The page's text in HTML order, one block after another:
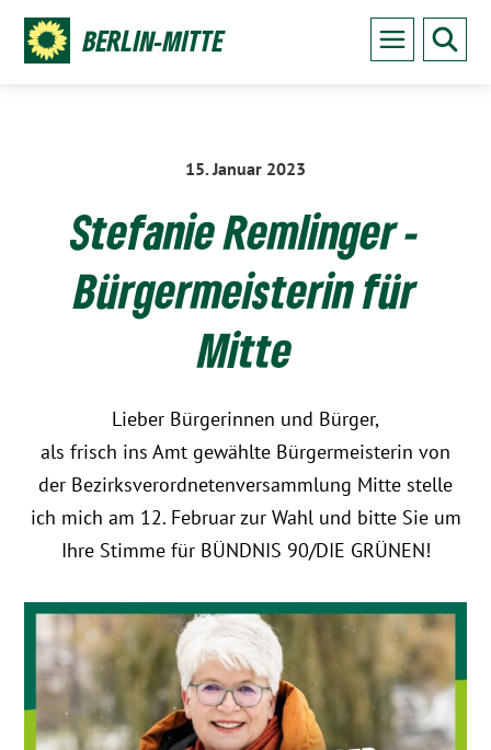
BERLIN-MITTE
15. Januar 2023
:
Stefanie Remlinger -
Bürgermeisterin für
Mitte
Lieber Bürgerinnen und Bürger,
als frisch ins Amt gewählte Bürgermeisterin von
der Bezirksverordnetenversammlung Mitte stelle
ich mich am 12. Februar zur Wahl und bitte Sie um
Ihre Stimme für BÜNDNIS 90/DIE GRÜNEN!